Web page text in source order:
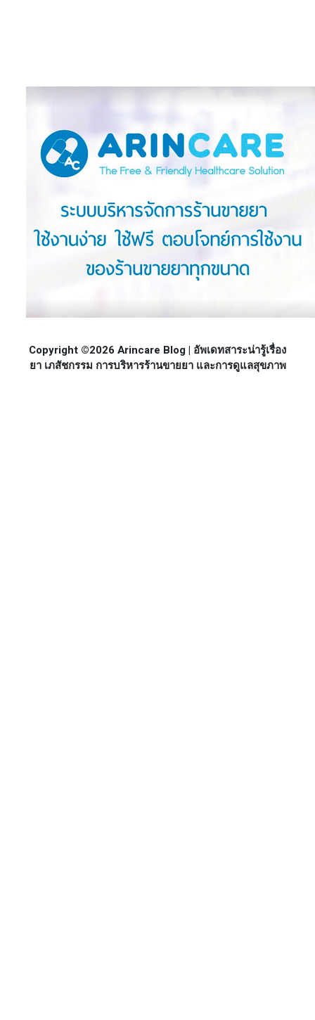
Copyright ©2026 Arincare Blog | อัพเดทสาระน่ารู้เรื่อง
ยา เภสัชกรรม การบริหารร้านขายยา และการดูแลสุขภาพ